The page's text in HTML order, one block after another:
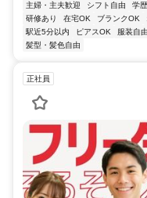
主婦・主夫歓迎 シフト自由 学
研修あり
在宅OK ブランクOK
駅近5分以内
ピアスOK 服装自由
髪型・髪色自由
正社員